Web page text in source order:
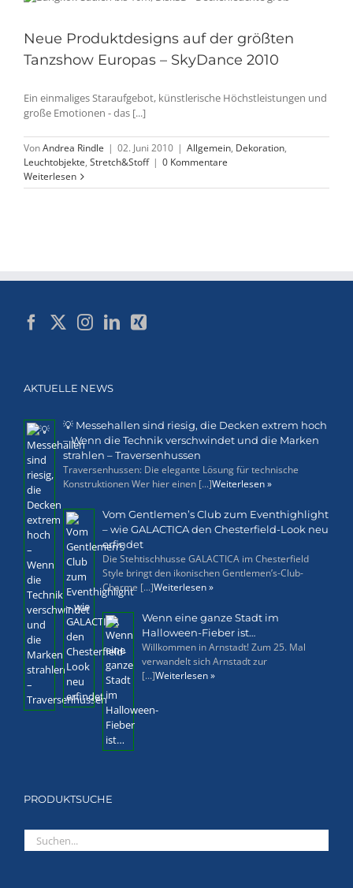
Neue Produktdesigns auf der größten
Tanzshow Europas – SkyDance 2010
Ein einmaliges Staraufgebot, künstlerische Höchstleistungen und
große Emotionen - das [...]
VonAndrea Rindle | 02. Juni 2010 | Allgemein, Dekoration,
Leuchtobjekte, Stretch&Stoff | 0 Kommentare
Weiterlesen
AKTUELLE NEWS
💡 Messehallen sind riesig, die Decken extrem hoch
– Wenn die Technik verschwindet und die Marken
strahlen – Traversenhussen
Traversenhussen: Die elegante Lösung für technische
Konstruktionen Wer hier einen [...]Weiterlesen »
Vom Gentlemen’s Club zum Eventhighlight
– wie GALACTICA den Chesterfield-Look neu
erfindet
Die Stehtischhusse GALACTICA im Chesterfield
Style bringt den ikonischen Gentlemen’s-Club-
Charme [...]Weiterlesen »
Wenn eine ganze Stadt im
Halloween-Fieber ist…
Willkommen in Arnstadt! Zum 25. Mal
verwandelt sich Arnstadt zur
[...]Weiterlesen »
PRODUKTSUCHE